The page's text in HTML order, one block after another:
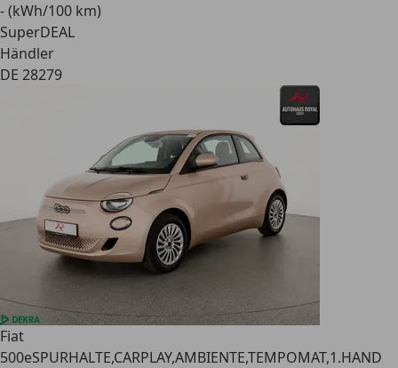
- (kWh/100 km)
SuperDEAL
Händler
DE 28279
Fiat
500eSPURHALTE,CARPLAY,AMBIENTE,TEMPOMAT,1.HAND